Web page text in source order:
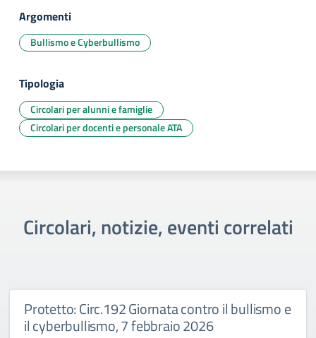
Argomenti
Bullismo e Cyberbullismo
Tipologia
Circolari per alunni e famiglie
Circolari per docenti e personale ATA
Circolari, notizie, eventi correlati
Protetto: Circ.192 Giornata contro il bullismo e
il cyberbullismo, 7 febbraio 2026